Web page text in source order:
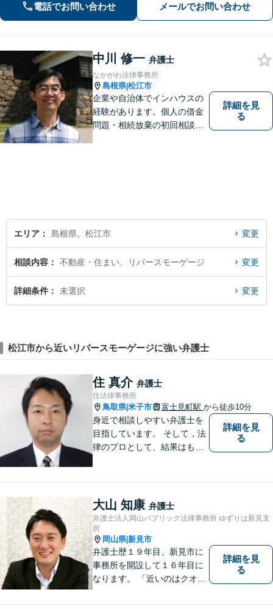
電話でお問い合わせ メールでお問い合わせ
中川 修一 弁護士
なかがわ法律事務所
島根県|松江市
企業や自治体でインハウスの
経験があります。個人の借金
問題・相続放棄の初回相談
詳細を見
る
エリア 島根県、松江市 変更
相談内容 不動産・住まい、リバースモーゲージ 変更
詳細条件 未選択 変更
松江市から近いリバースモーゲージに強い弁護士
住 真介 弁護士
住法律事務所
鳥取県|米子市 富士見町駅 から徒歩10分
身近で相談しやすい弁護士を
目指しています。 そして，法
律のプロとして、結果はもち
依頼者様の心を理解し，寄り
添いながら問題い解決のサポ
ートを心がけています。
詳細を見
る
大山 知康 弁護士
弁護士法人岡山パブリック法律事務所 ゆずりは新見支
所
岡山県|新見市
弁護士歴１９年目、新見市に
事務所を開設して１６年目に
なります。 「近いのはクオリ
皆さまに距離的にも精神的に
詳細を見
る